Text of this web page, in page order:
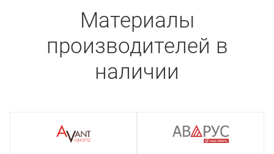
Материалы
производителей в
наличии